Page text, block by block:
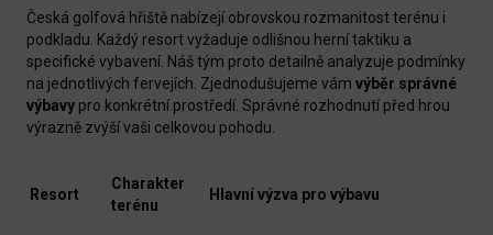
Česká golfová hřiště nabízejí obrovskou rozmanitost terénu i
podkladu. Každý resort vyžaduje odlišnou herní taktiku a
specifické vybavení. Náš tým proto detailně analyzuje podmínky
na jednotlivých fervejích. Zjednodušujeme vám výběr správné
výbavy pro konkrétní prostředí. Správné rozhodnutí před hrou
výrazně zvýší vaši celkovou pohodu.
Resort
Charakter
terénu
Hlavní výzva pro výbavu